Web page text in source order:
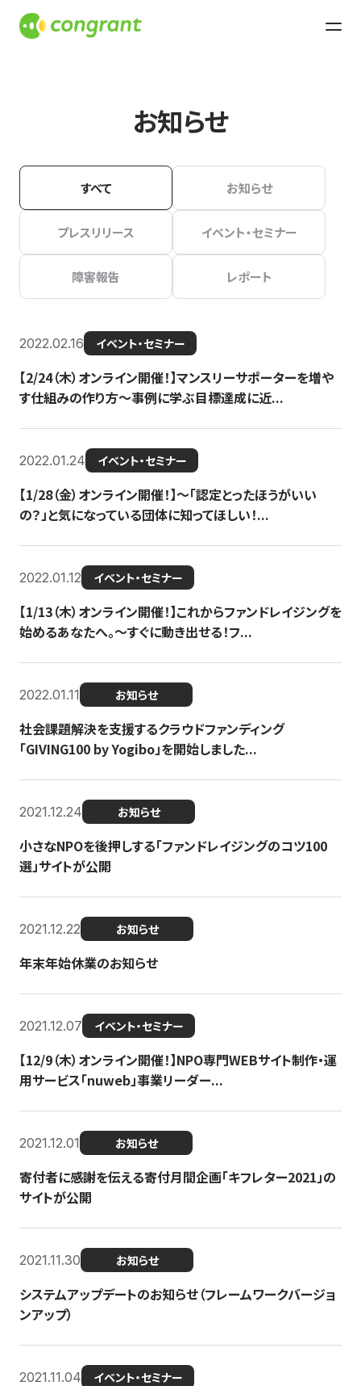
お知らせ
すべて お知らせ
プレスリリース イベント・セミナー
障害報告 レポート
2022.02.16 イベント・セミナー
【2/24（木）オンライン開催！】マンスリーサポーターを増や
す仕組みの作り方〜事例に学ぶ目標達成に近...
2022.01.24 イベント・セミナー
【1/28（金）オンライン開催！】〜「認定とったほうがいい
の？」と気になっている団体に知ってほしい！...
2022.01.12 イベント・セミナー
【1/13（木）オンライン開催！】これからファンドレイジングを
始めるあなたへ。〜すぐに動き出せる！フ...
2022.01.11 お知らせ
社会課題解決を支援するクラウドファンディング
「GIVING100 by Yogibo」を開始しました...
2021.12.24 お知らせ
小さなNPOを後押しする「ファンドレイジングのコツ100
選」サイトが公開
2021.12.22 お知らせ
年末年始休業のお知らせ
2021.12.07 イベント・セミナー
【12/9（木）オンライン開催！】NPO専門WEBサイト制作・運
用サービス「nuweb」事業リーダー...
2021.12.01 お知らせ
寄付者に感謝を伝える寄付月間企画「キフレター2021」の
サイトが公開
2021.11.30 お知らせ
システムアップデートのお知らせ（フレームワークバージョ
ンアップ）
2021.11.04 イベント・セミナー